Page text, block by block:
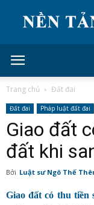
Trang chủ Đất đai
Đất đai Pháp luật đất đai
Giao đất
đất khi
Bởi Luật sư Ngô Thế
Giao đất có thu tiền